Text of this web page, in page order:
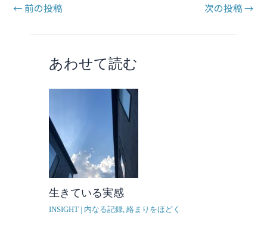
← 前の投稿 次の投稿→
あわせて読む
生きている実感
INSIGHT | 内なる記録, 絡まりをほどく